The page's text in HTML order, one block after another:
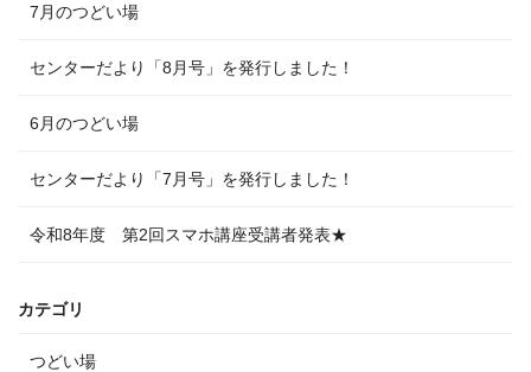
7月のつどい場
センターだより「8月号」を発行しました！
6月のつどい場
センターだより「7月号」を発行しました！
令和8年度 第2回スマホ講座受講者発表★
カテゴリ
つどい場